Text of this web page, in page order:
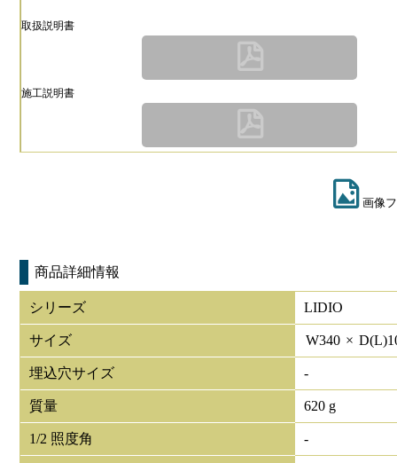
取扱説明書
施工説明書
画像
商品詳細情報
シリーズ LIDIO
サイズ W340 × D(L)
埋込穴サイズ -
質量 620 g
1/2 照度角 -